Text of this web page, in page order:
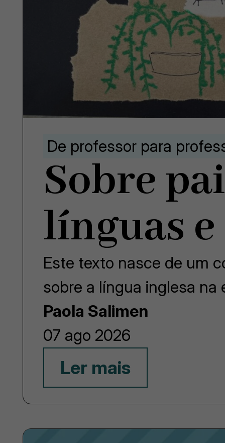
De professor para
Sobre
línguas
Este texto nasce de um
sobre a língua inglesa na
Paola Salimen
07 ago 2026
Ler mais